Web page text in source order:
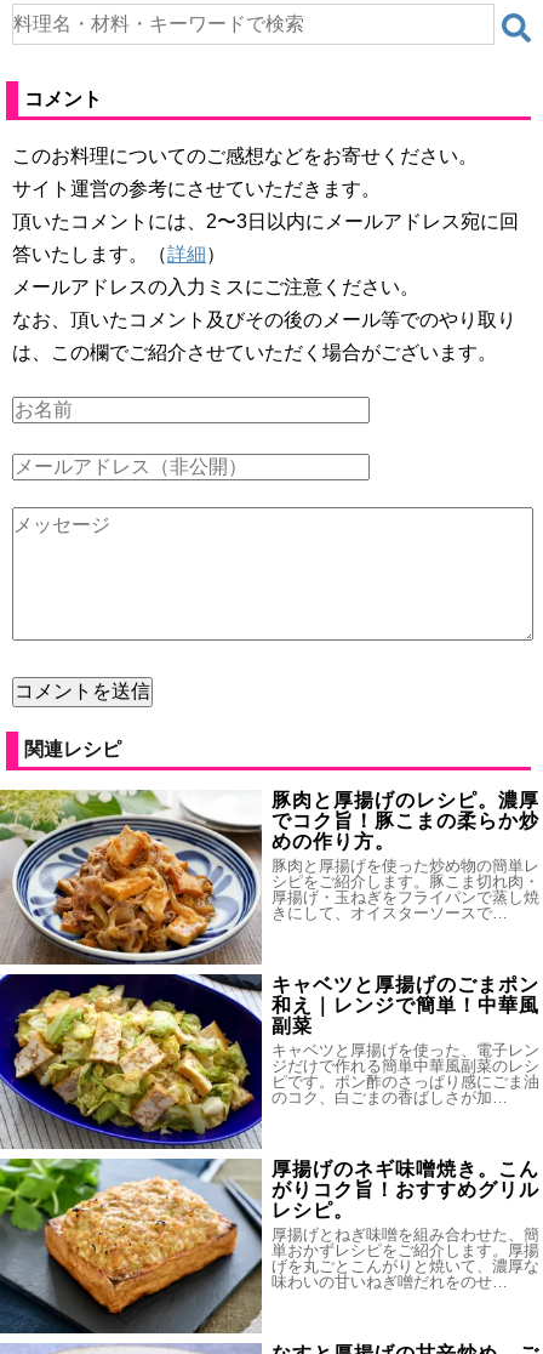
コメント
このお料理についてのご感想などをお寄せください。
サイト運営の参考にさせていただきます。
頂いたコメントには、2〜3日以内にメールアドレス宛に回
答いたします。（詳細）
メールアドレスの入力ミスにご注意ください。
なお、頂いたコメント及びその後のメール等でのやり取り
は、この欄でご紹介させていただく場合がございます。
関連レシピ
豚肉と厚揚げのレシピ。濃厚
でコク旨！豚こまの柔らか炒
めの作り方。
豚肉と厚揚げを使った炒め物の簡単レ
シピをご紹介します。豚こま切れ肉・
厚揚げ・玉ねぎをフライパンで蒸し焼
きにして、オイスターソースで…
キャベツと厚揚げのごまポン
和え｜レンジで簡単！中華風
副菜
キャベツと厚揚げを使った、電子レン
ジだけで作れる簡単中華風副菜のレシ
ピです。ポン酢のさっぱり感にごま油
のコク、白ごまの香ばしさが加…
厚揚げのネギ味噌焼き。こん
がりコク旨！おすすめグリル
レシピ。
厚揚げとねぎ味噌を組み合わせた、簡
単おかずレシピをご紹介します。厚揚
げを丸ごとこんがりと焼いて、濃厚な
味わいの甘いねぎ噌だれをのせ…